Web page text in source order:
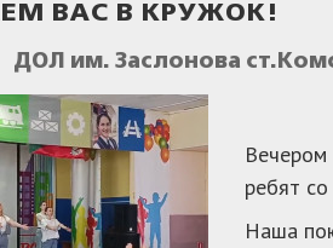
ВАС В КРУЖОК!
ДОЛ им. Заслонова
Вечером
ребят
Наша